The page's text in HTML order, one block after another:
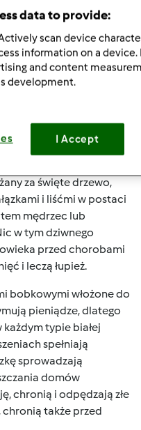
wody, wrzucamy garść
minut. Przestudzonym
polewamy,
około 1 godzinę,
do pozbycia
laurowych ma
z grzybami
za święte drzewo,
i liśćmi w postaci
mędrzec lub
w tym dziwnego
przed chorobami
i leczą łupież.
bobkowymi włożone do
pieniądze, dlatego
typie białej
spełniają
sprowadzają
domów
chronią i odpędzają złe
chronią także przed
data to provide:
scan device
information on a device.
and content
development.
I Accept